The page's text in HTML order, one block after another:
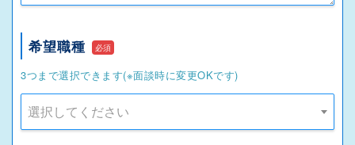
希望職種 必須
3つまで選択できます(※面談時に変更OKです)
選択してください